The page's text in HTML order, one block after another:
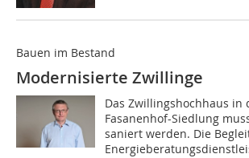
Bauen im Bestand
Modernisierte Zwillinge
Das Zwillingshochhaus in
Fasanenhof-Siedlung
saniert werden. Die